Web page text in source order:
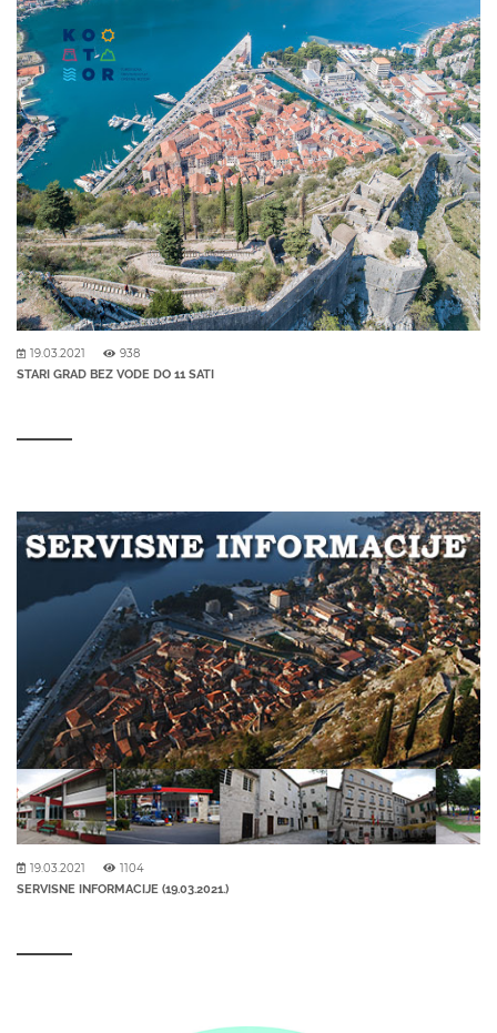
19.03.2021 938
STARI GRAD BEZ VODE DO 11 SATI
19.03.2021 1104
SERVISNE INFORMACIJE (19.03.2021.)